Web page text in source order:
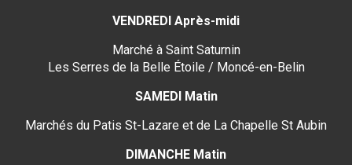
VENDREDI Après-midi
Marché à Saint Saturnin
Les Serres de la Belle Étoile / Moncé-en-Belin
SAMEDI Matin
Marchés du Patis St-Lazare et de La Chapelle St Aubin
DIMANCHE Matin